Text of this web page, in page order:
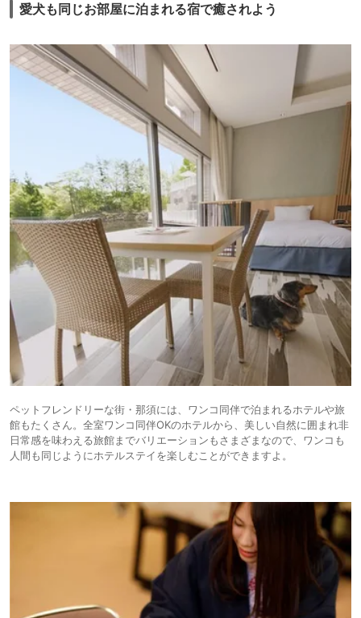
愛犬も同じお部屋に泊まれる宿で癒されよう
ペットフレンドリーな街・那須には、ワンコ同伴で泊まれるホテルや旅
館もたくさん。全室ワンコ同伴OKのホテルから、美しい自然に囲まれ非
日常感を味わえる旅館までバリエーションもさまざまなので、ワンコも
人間も同じようにホテルステイを楽しむことができますよ。